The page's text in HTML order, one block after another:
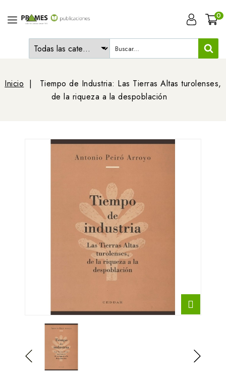
0
Inicio
Tiempo de Industria: Las Tierras Altas turolenses,
de la riqueza a la despoblación